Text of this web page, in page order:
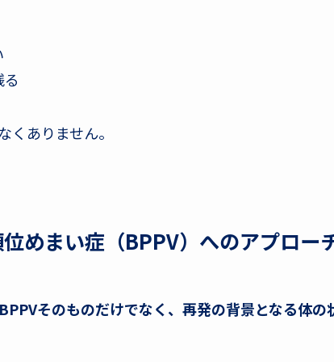
くありません。
めまい症（BPPV）へのアプロー
BPPVそのものだけでなく、再発の背景となる体の